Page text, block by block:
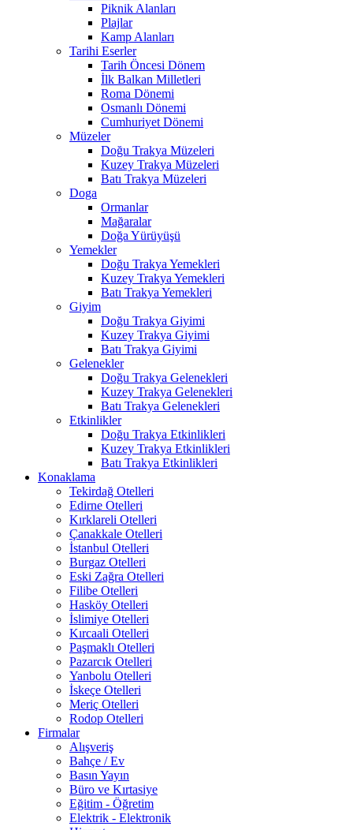
Piknik Alanları
Plajlar
Kamp Alanları
Tarihi Eserler
Tarih Öncesi Dönem
İlk Balkan Milletleri
Roma Dönemi
Osmanlı Dönemi
Cumhuriyet Dönemi
Müzeler
Doğu Trakya Müzeleri
Kuzey Trakya Müzeleri
Batı Trakya Müzeleri
Doga
Ormanlar
Mağaralar
Doğa Yürüyüşü
Yemekler
Doğu Trakya Yemekleri
Kuzey Trakya Yemekleri
Batı Trakya Yemekleri
Giyim
Doğu Trakya Giyimi
Kuzey Trakya Giyimi
Batı Trakya Giyimi
Gelenekler
Doğu Trakya Gelenekleri
Kuzey Trakya Gelenekleri
Batı Trakya Gelenekleri
Etkinlikler
Doğu Trakya Etkinlikleri
Kuzey Trakya Etkinlikleri
Batı Trakya Etkinlikleri
Konaklama
Tekirdağ Otelleri
Edirne Otelleri
Kırklareli Otelleri
Çanakkale Otelleri
İstanbul Otelleri
Burgaz Otelleri
Eski Zağra Otelleri
Filibe Otelleri
Hasköy Otelleri
İslimiye Otelleri
Kırcaali Otelleri
Paşmaklı Otelleri
Pazarcık Otelleri
Yanbolu Otelleri
İskeçe Otelleri
Meriç Otelleri
Rodop Otelleri
Firmalar
Alışveriş
Bahçe / Ev
Basın Yayın
Büro ve Kırtasiye
Eğitim - Öğretim
Elektrik - Elektronik